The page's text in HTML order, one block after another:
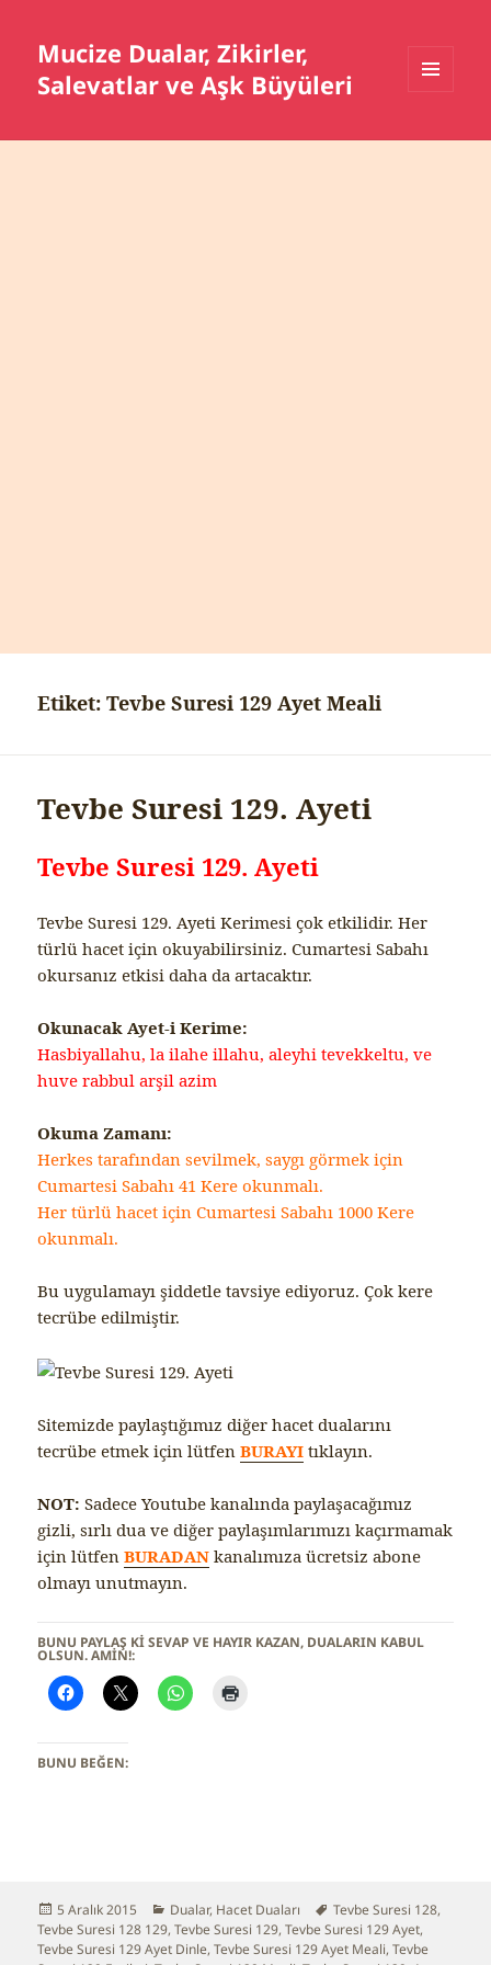
Mucize Dualar, Zikirler,
Salevatlar ve Aşk Büyüleri
BILEŞENLER
Etiket:Tevbe Suresi 129 Ayet Meali
Tevbe Suresi 129. Ayeti
Tevbe Suresi 129. Ayeti
Tevbe Suresi 129. Ayeti Kerimesi çok etkilidir. Her
türlü hacet için okuyabilirsiniz. Cumartesi Sabahı
okursanız etkisi daha da artacaktır.
Okunacak Ayet-i Kerime:
Hasbiyallahu, la ilahe illahu, aleyhi tevekkeltu, ve
huve rabbul arşil azim
Okuma Zamanı:
Herkes tarafından sevilmek, saygı görmek için
Cumartesi Sabahı 41 Kere okunmalı.
Her türlü hacet için Cumartesi Sabahı 1000 Kere
okunmalı.
Bu uygulamayı şiddetle tavsiye ediyoruz. Çok kere
tecrübe edilmiştir.
Sitemizde paylaştığımız diğer hacet dualarını
tecrübe etmek için lütfenBURAYI tıklayın.
NOT: Sadece Youtube kanalında paylaşacağımız
gizli, sırlı dua ve diğer paylaşımlarımızı kaçırmamak
için lütfenBURADAN kanalımıza ücretsiz abone
olmayı unutmayın.
BUNU PAYLAŞ KI SEVAP VE HAYIR KAZAN, DUALARIN KABUL
OLSUN. AMİN!:
BUNU BEĞEN:
Yayın
tarihi
5 Aralık 2015 Kategoriler
Dualar, Hacet Duaları Etiketler
Tevbe Suresi 128,
Tevbe Suresi 128 129,Tevbe Suresi 129,Tevbe Suresi 129 Ayet,
Tevbe Suresi 129 Ayet Dinle,Tevbe Suresi 129 Ayet Meali,Tevbe